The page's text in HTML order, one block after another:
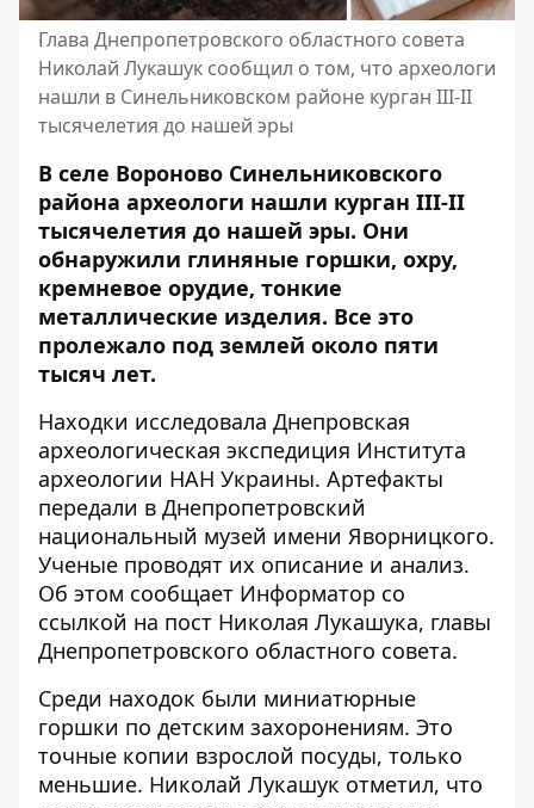
Глава Днепропетровского областного совета
Николай Лукашук сообщил о том, что археологи
нашли в Синельниковском районе курган III-II
тысячелетия до нашей эры
В селе Вороново Синельниковского
района археологи нашли курган III-II
тысячелетия до нашей эры. Они
обнаружили глиняные горшки, охру,
кремневое орудие, тонкие
металлические изделия. Все это
пролежало под землей около пяти
тысяч лет.
Находки исследовала Днепровская
археологическая экспедиция Института
археологии НАН Украины. Артефакты
передали в Днепропетровский
национальный музей имени Яворницкого.
Ученые проводят их описание и анализ.
Об этом сообщает Информатор со
ссылкой на пост Николая Лукашука, главы
Днепропетровского областного совета.
Среди находок были миниатюрные
горшки по детским захоронениям. Это
точные копии взрослой посуды, только
меньшие. Николай Лукашук отметил, что